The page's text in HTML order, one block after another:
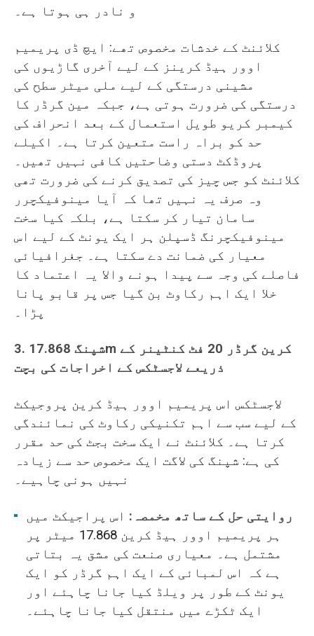
کلائنٹ کے خدشات مخصوص تھے: ایچ ڈی پریمیم
اوور ہیڈ کرینز کے لیے آخری گاڑیوں کی
مشینی درستگی کے لیے ملی میٹر سطح کی
درستگی کی ضرورت ہوتی ہے، جبکہ مین گرڈر کا
کیمبر کریو طویل استعمال کے بعد انحراف کی
حد کو براہ راست متعین کرتا ہے۔ اکیلے
پروڈکٹ دستی وضاحتیں کافی نہیں تھیں۔
کلائنٹ کو جس چیز کی تصدیق کرنے کی ضرورت تھی
وہ صرف یہ نہیں تھا کہ آیا مینوفیکچرر
سامان تیار کر سکتا ہے، بلکہ کیا سخت
مینوفیکچرنگ ڈسپلن ہر ایک یونٹ کے لیے اس
معیار کی ضمانت دے سکتا ہے۔ جغرافیائی
فاصلے کی وجہ سے پیدا ہونے والا یہ اعتماد کا
خلا ایک اہم رکاوٹ بن گیا جس پر قابو پانا
پڑا۔
3. شپنگ 17.868m کرین گرڈر 20 فٹ کنٹینر کے
ذریعے لاجسٹکس کے اخراجات کی بچت
لاجسٹکس اس پریمیم اوور ہیڈ کرین پروجیکٹ
کے لیے سب سے اہم تکنیکی رکاوٹ کی نمائندگی
کرتا ہے۔ کلائنٹ نے ایک سخت بجٹ کی حد مقرر
کی ہے: شپنگ کی لاگت ایک مخصوص حد سے زیادہ
نہیں ہونی چاہیے۔
روایتی حل کے ساتھ مخمصہ: اس پراجیکٹ میں
ہر پریمیم اوور ہیڈ کرین 17.868 میٹر پر
مشتمل ہے۔ معیاری صنعت کی مشق یہ بتاتی
ہے کہ اس لمبائی کے ایک اہم گرڈر کو ایک
یونٹ کے طور پر ویلڈ کیا جانا چاہئے اور
ایک ٹکڑے میں منتقل کیا جانا چاہئے۔